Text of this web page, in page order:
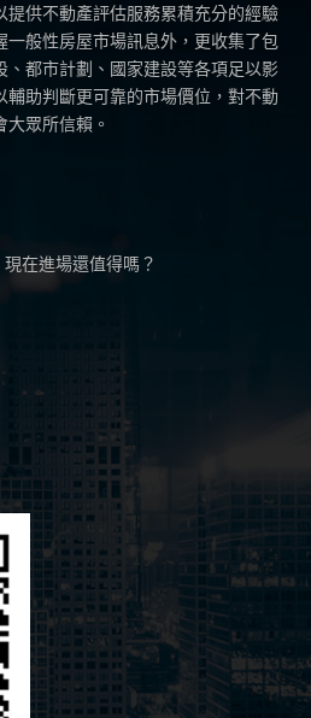
供不動產評估服務累積充分的經驗
般性房屋市場訊息外，更收集了包
都市計劃、國家建設等各項足以影
助判斷更可靠的市場價位，對不動
眾所信賴。
在進場還值得嗎？